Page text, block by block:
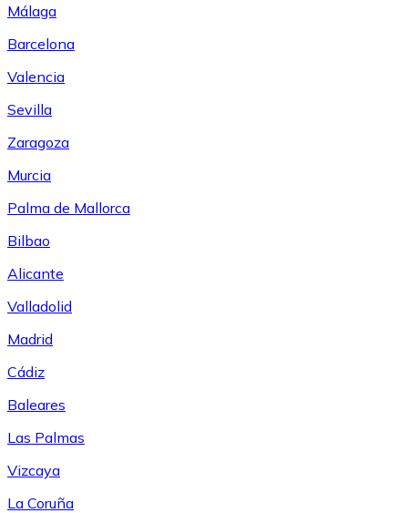
Málaga
Barcelona
Valencia
Sevilla
Zaragoza
Murcia
Palma de Mallorca
Bilbao
Alicante
Valladolid
Madrid
Cádiz
Baleares
Las Palmas
Vizcaya
La Coruña